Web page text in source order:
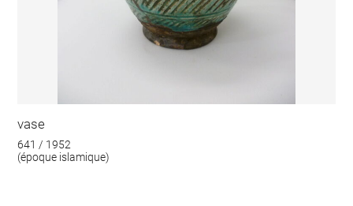
vase
641 / 1952
(époque islamique)